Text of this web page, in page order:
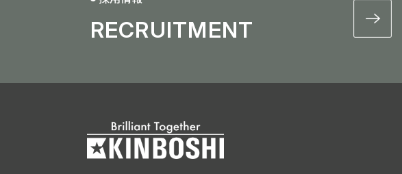
RECRUITMENT